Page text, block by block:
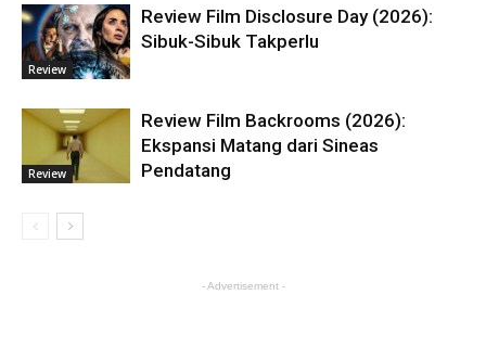
Review
Review Film Disclosure Day (2026):
Sibuk-Sibuk Takperlu
Review
Review Film Backrooms (2026):
Ekspansi Matang dari Sineas
Pendatang
- Advertisement -